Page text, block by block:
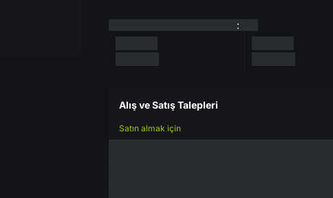
:
Alış ve Satış Talepleri
Satın almak için